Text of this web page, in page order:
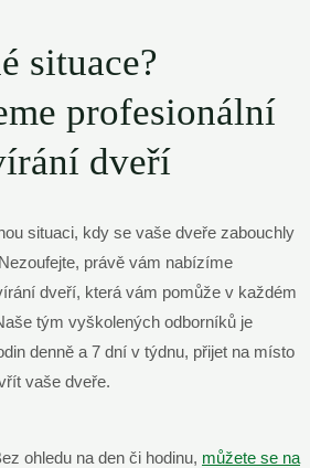
situace?
profesionální
dveří
situaci, kdy se vaše dveře zabouchly
právě vám nabízíme
dveří, která vám pomůže v každém
tým vyškolených odborníků je
denně a 7 dní v týdnu, přijet na místo
vaše dveře.
ohledu na den či hodinu, můžete se na